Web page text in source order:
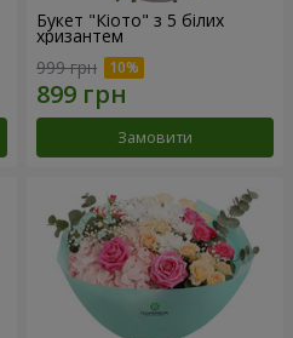
Букет "Кіото" з 5 білих
хризантем
999 грн
Замовити